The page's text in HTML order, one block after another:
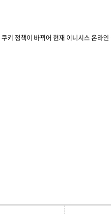
정책이 바뀌어 현재 이니시스 온라